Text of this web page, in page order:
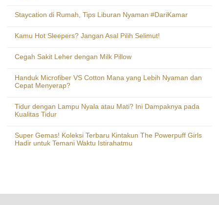
Staycation di Rumah, Tips Liburan Nyaman #DariKamar
Kamu Hot Sleepers? Jangan Asal Pilih Selimut!
Cegah Sakit Leher dengan Milk Pillow
Handuk Microfiber VS Cotton Mana yang Lebih Nyaman dan
Cepat Menyerap?
Tidur dengan Lampu Nyala atau Mati? Ini Dampaknya pada
Kualitas Tidur
Super Gemas! Koleksi Terbaru Kintakun The Powerpuff Girls
Hadir untuk Temani Waktu Istirahatmu